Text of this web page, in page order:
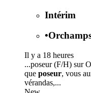
Intérim
•
Il y a 18 heures
...poseur (F/H) sur
que poseur, vous
vérandas,...